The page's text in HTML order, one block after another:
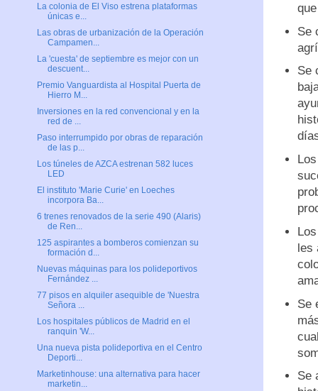
Se
Se
les
Se
Se
La colonia de El Viso estrena plataformas
únicas e...
Las obras de urbanización de la Operación
Campamen...
La 'cuesta' de septiembre es mejor con un
descuent...
Premio Vanguardista al Hospital Puerta de
Hierro M...
Inversiones en la red convencional y en la
red de ...
Paso interrumpido por obras de reparación
de las p...
Los túneles de AZCA estrenan 582 luces
LED
El instituto 'Marie Curie' en Loeches
incorpora Ba...
6 trenes renovados de la serie 490 (Alaris)
de Ren...
125 aspirantes a bomberos comienzan su
formación d...
Nuevas máquinas para los polideportivos
Fernández ...
77 pisos en alquiler asequible de 'Nuestra
Señora ...
Los hospitales públicos de Madrid en el
ranquin 'W...
Una nueva pista polideportiva en el Centro
Deporti...
Marketinhouse: una alternativa para hacer
marketin...